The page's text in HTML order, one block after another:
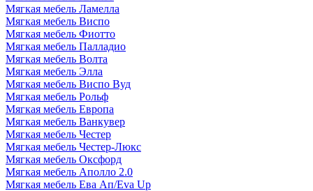
Мягкая мебель Ламелла
Мягкая мебель Виспо
Мягкая мебель Фиотто
Мягкая мебель Палладио
Мягкая мебель Волта
Мягкая мебель Элла
Мягкая мебель Виспо Вуд
Мягкая мебель Рольф
Мягкая мебель Европа
Мягкая мебель Ванкувер
Мягкая мебель Честер
Мягкая мебель Честер-Люкс
Мягкая мебель Оксфорд
Мягкая мебель Аполло 2.0
Мягкая мебель Ева Ап/Eva Up